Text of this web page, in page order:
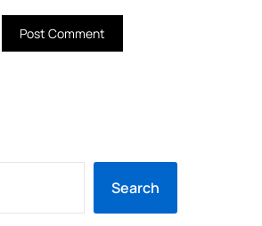
Search